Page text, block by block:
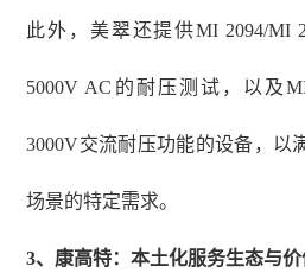
此外，美翠还提供MI 2094/MI
5000V AC的耐压测试，以及
3000V交流耐压功能的设备，以
场景的特定需求。
3、 康高特：本土化服务生态与